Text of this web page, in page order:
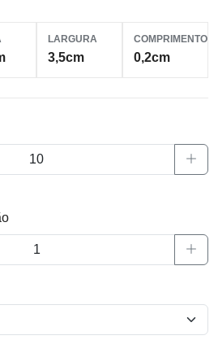
LARGURA
3,5cm
COMPRIMENTO
0,2cm